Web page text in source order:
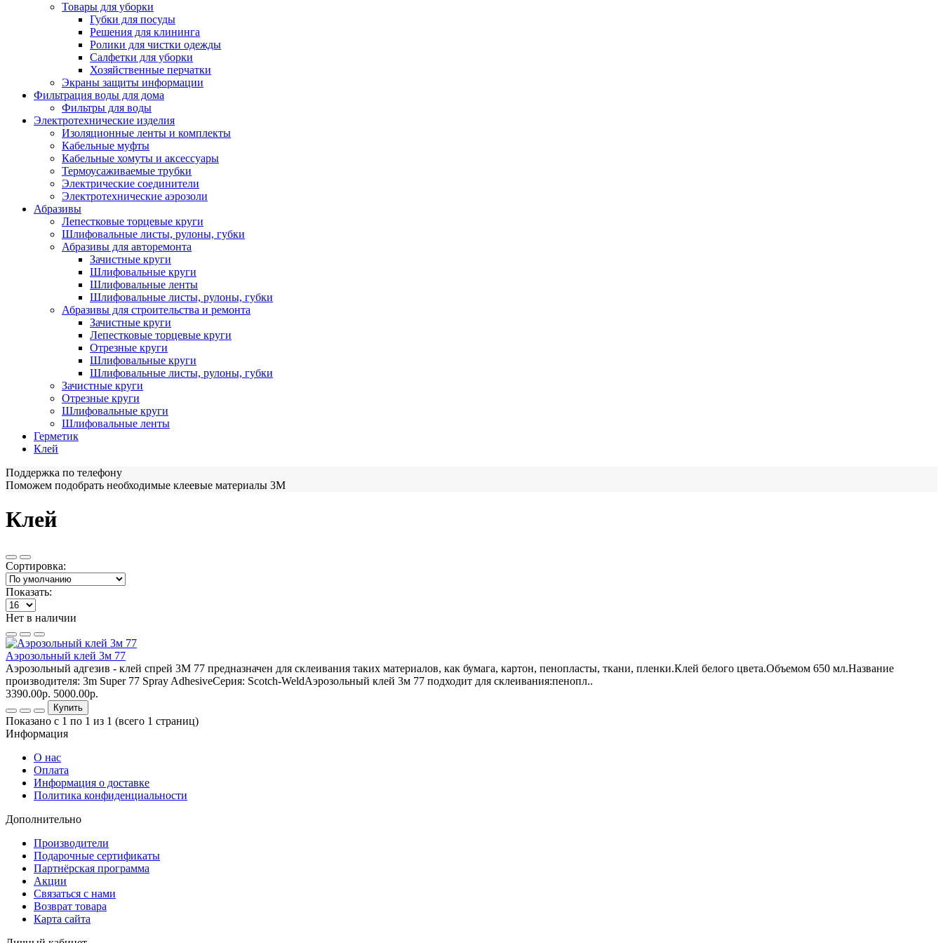
Товары для уборки
Губки для посуды
Решения для клининга
Ролики для чистки одежды
Салфетки для уборки
Хозяйственные перчатки
Экраны защиты информации
Фильтрация воды для дома
Фильтры для воды
Электротехнические изделия
Изоляционные ленты и комплекты
Кабельные муфты
Кабельные хомуты и аксессуары
Термоусаживаемые трубки
Электрические соединители
Электротехнические аэрозоли
Абразивы
Лепестковые торцевые круги
Шлифовальные листы, рулоны, губки
Абразивы для авторемонта
Зачистные круги
Шлифовальные круги
Шлифовальные ленты
Шлифовальные листы, рулоны, губки
Абразивы для строительства и ремонта
Зачистные круги
Лепестковые торцевые круги
Отрезные круги
Шлифовальные круги
Шлифовальные листы, рулоны, губки
Зачистные круги
Отрезные круги
Шлифовальные круги
Шлифовальные ленты
Герметик
Клей
Поддержка по телефону
Поможем подобрать необходимые клеевые материалы 3М
Клей
Сортировка:
Показать:
Нет в наличии
Аэрозольный клей 3м 77
Аэрозольный адгезив - клей спрей 3М 77 предназначен для склеивания таких материалов, как бумага, картон, пенопласты, ткани, пленки.Клей белого цвета.Объемом 650 мл.Название
производителя: 3m Super 77 Spray AdhesiveСерия: Scotch-WeldАэрозольный клей 3м 77 подходит для склеивания:пенопл..
3390.00р. 5000.00р.
Купить
Показано с 1 по 1 из 1 (всего 1 страниц)
Информация
О нас
Оплата
Информация о доставке
Политика конфиденциальности
Дополнительно
Производители
Подарочные сертификаты
Партнёрская программа
Акции
Связаться с нами
Возврат товара
Карта сайта